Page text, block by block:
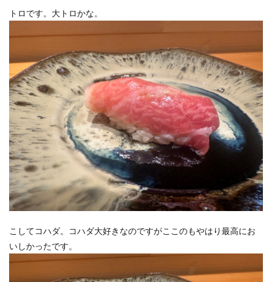
トロです。大トロかな。
こしてコハダ。コハダ大好きなのですがここのもやはり最高にお
いしかったです。